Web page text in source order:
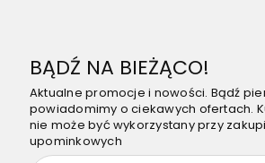
BĄDŹ NA BIEŻĄCO!
Aktualne promocje i nowości. Bądź
powiadomimy o ciekawych ofertach.
nie może być wykorzystany przy
upominkowych